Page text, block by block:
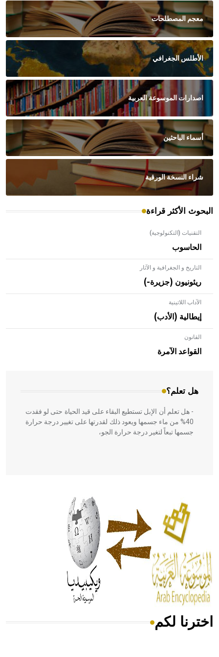
معجم المصطلحات
الأطلس الجغرافي
اصدارات الموسوعة العربية
أسماء الباحثين
شراء النسخة الورقية
البحوث الأكثر قراءة
التقنيات (التكنولوجية)
الحاسوب
التاريخ و الجغرافية و الآثار
ريئونيون (جزيرة-)
الآداب اللاتينية
إيطالية (الأدب)
القانون
القواعد الآمرة
هل تعلم؟
- هل تعلم أن الأبلق نوع من الفنون الهندسية التي ارتبطت
بالعمارة الإسلامية في بلاد الشام ومصر خاصة، حيث يحرص
المعمار على بناء مداميكه وخاصة في الواجهات
- هل تعلم أن الإبل تستطيع البقاء على قيد الحياة حتى لو فقدت
40% من ماء جسمها ويعود ذلك لقدرتها على تغيير درجة حرارة
جسمها تبعاً لتغير درجة حرارة الجو،
الحكم، الأدلة، تنظيم التغذية، ورسالته في جروح الرأس. ويعود
له الفضل بأنه حرر الطب من الدين والفلسفة.
- هل تعلم أن المرجان إفراز حيواني يتكون في البحر ويتركب
من مادة كربونات الكلسيوم، وهو أحمر أو شديد الحمرة وهو
أجود أنواعه، ويمتاز بكبر الحجم ويسمى الش
هل تعلم أن الأبسيد كلمة فرنسية اللفظ تم اعتمادها مصطلحاً
اخترنا لكم